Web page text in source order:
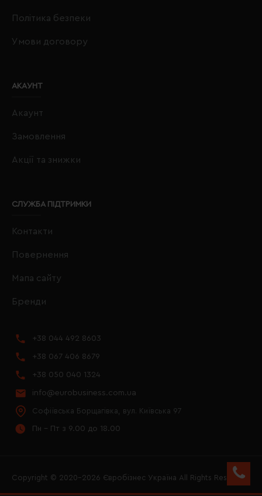
Політика безпеки
Умови договору
АКАУНТ
Акаунт
Замовлення
Акції та знижки
СЛУЖБА ПІДТРИМКИ
Контакти
Повернення
Мапа сайту
Бренди
+38 044 492 8603
+38 067 406 8679
+38 050 040 1324
info@eurobusiness.com.ua
Софіївська Борщагівка, вул. Київська 97
Пн - Пт з 9.00 до 18.00
Copyright © 2020–2026 Євробізнес Україна All Rights Reserved